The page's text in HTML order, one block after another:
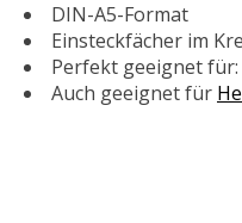
DIN-A5-Format
Einsteckfächer im
Perfekt geeignet für:
Auch geeignet für